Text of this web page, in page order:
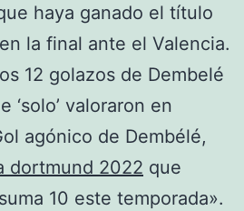
haya ganado el título
la final ante el Valencia.
12 golazos de Dembelé
‘solo’ valoraron en
agónico de Dembélé,
dortmund 2022 que
10 este temporada».